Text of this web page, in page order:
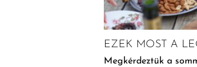
EZEK MOST A
Megkérdeztük a